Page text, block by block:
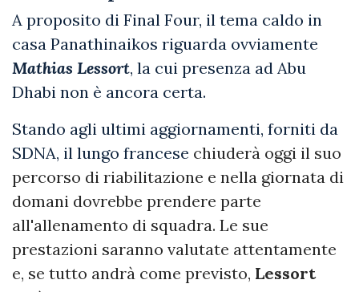
A proposito di Final Four, il tema caldo in
casa Panathinaikos riguarda ovviamente
Mathias Lessort, la cui presenza ad Abu
Dhabi non è ancora certa.
Stando agli ultimi aggiornamenti, forniti da
SDNA, il lungo francese chiuderà oggi il suo
percorso di riabilitazione e nella giornata di
domani dovrebbe prendere parte
all'allenamento di squadra. Le sue
prestazioni saranno valutate attentamente
e, se tutto andrà come previsto, Lessort